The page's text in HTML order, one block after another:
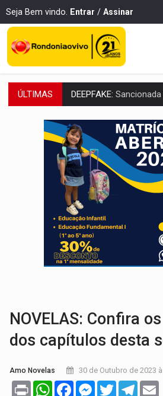
Seja Bem vindo. Entrar / Assinar
ÚLTIMAS COLEGIADO:Brasil e Rússia
URGENTE:Colisão entre
ENCONTRO:Amazônia Negra
PREVISÃO: Porto Velho
SINDICATOS UNIDOS:
PROCESSO SELETIVO:
AGOSTO LILÁS: MPRO
REGULARIZAÇÃO: Refis
NOVELAS: Confira
dos capítulos desta
Amo Novelas 30 de Outubro de 2023
Print WhatsAppFacebookMessenger
Twitter